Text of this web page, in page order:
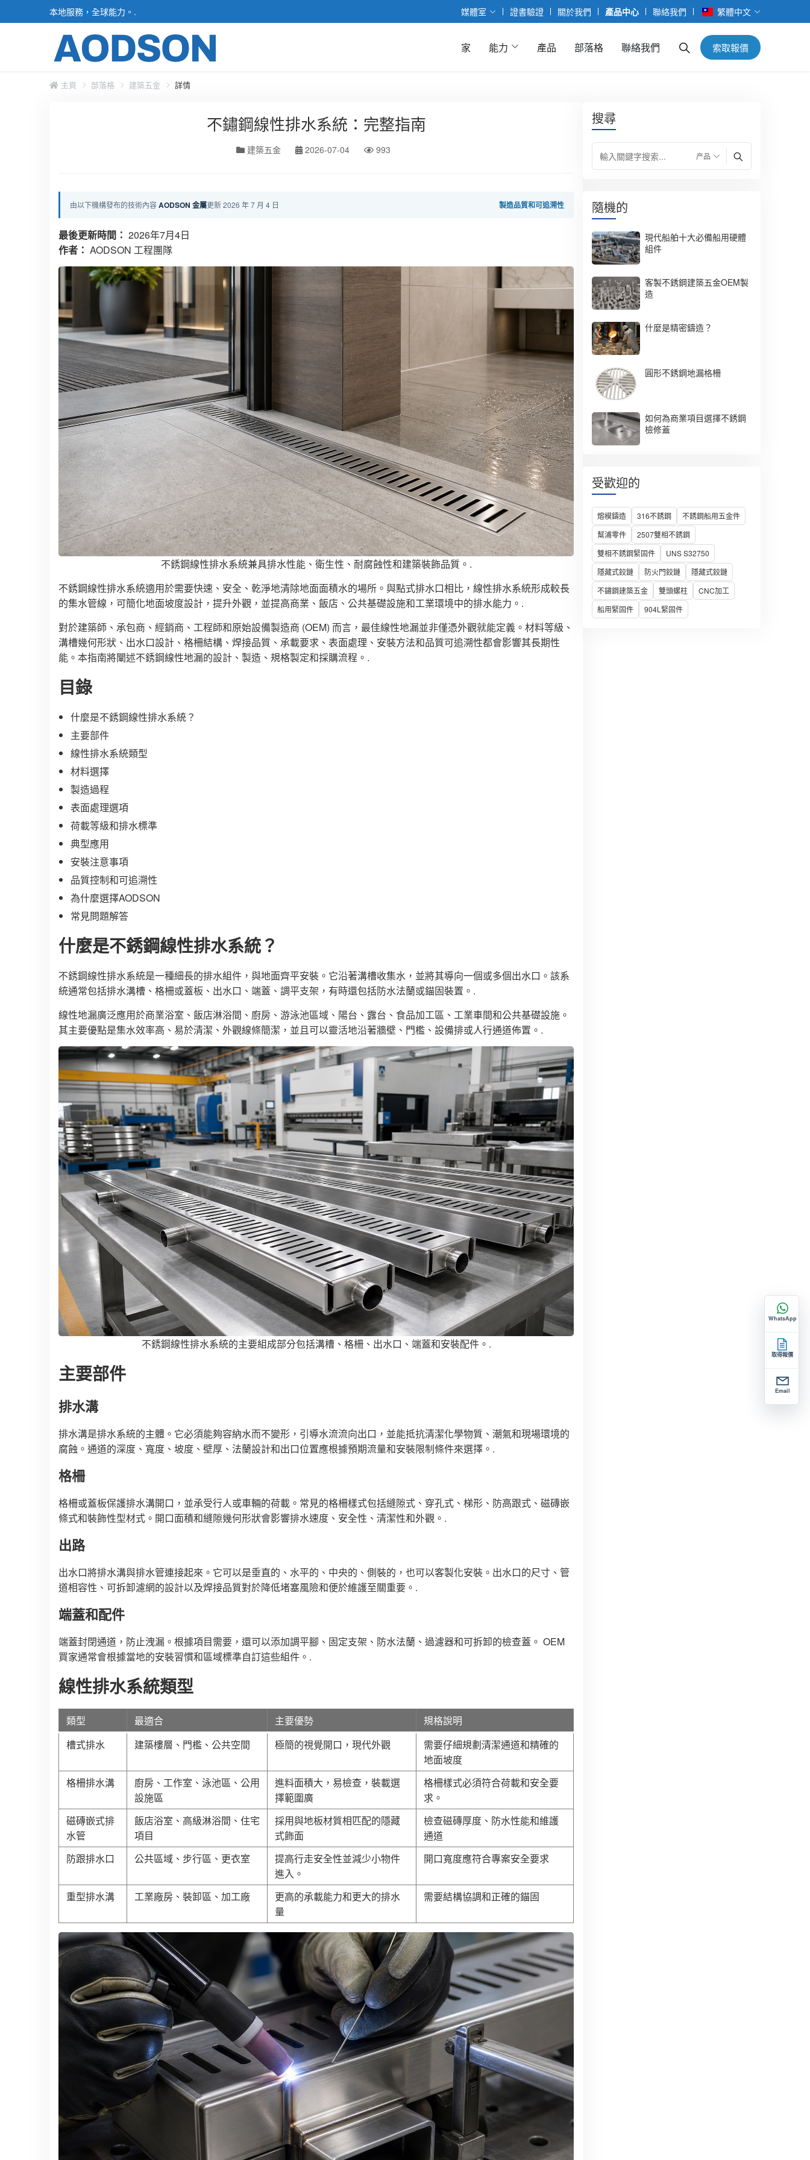
本地服務，全球能力。. 媒體室 證書驗證 關於我們 產品中心 聯絡我們 繁體中文
家 能力 產品 部落格 聯絡我們 索取報價
主頁 部落格 建築五金 詳情
搜尋
隨機的
現代船舶十大必備船用硬體
組件
客製不銹鋼建築五金OEM製
造
什麼是精密鑄造？
圓形不銹鋼地漏格柵
如何為商業項目選擇不銹鋼
檢修蓋
受歡迎的
熔模鑄造 316不銹鋼
不銹鋼船用五金件
幫浦零件
2507雙相不銹鋼
雙相不銹鋼緊固件
UNS S32750
隱藏式鉸鏈
防火門鉸鏈
隱藏式鉸鏈
不鏽鋼建築五金
雙頭螺柱
CNC加工
船用緊固件
904L緊固件
不鏽鋼線性排水系統：完整指南
建築五金 2026-07-04 993
由以下機構發布的技術內容AODSON 金屬更新 2026 年 7 月 4 日 製造品質和可追溯性
最後更新時間： 2026年7月4日
作者： AODSON 工程團隊
不銹鋼線性排水系統兼具排水性能、衛生性、耐腐蝕性和建築裝飾品質。.
不銹鋼線性排水系統適用於需要快速、安全、乾淨地清除地面面積水的場所。與點式排水口相比，線性排水系統形成較長
的集水管線，可簡化地面坡度設計，提升外觀，並提高商業、飯店、公共基礎設施和工業環境中的排水能力。.
對於建築師、承包商、經銷商、工程師和原始設備製造商 (OEM) 而言，最佳線性地漏並非僅憑外觀就能定義。材料等級、
溝槽幾何形狀、出水口設計、格柵結構、焊接品質、承載要求、表面處理、安裝方法和品質可追溯性都會影響其長期性
能。本指南將闡述不銹鋼線性地漏的設計、製造、規格製定和採購流程。.
目錄
什麼是不銹鋼線性排水系統？
主要部件
線性排水系統類型
材料選擇
製造過程
表面處理選項
荷載等級和排水標準
典型應用
安裝注意事項
品質控制和可追溯性
為什麼選擇AODSON
常見問題解答
什麼是不銹鋼線性排水系統？
不銹鋼線性排水系統是一種細長的排水組件，與地面齊平安裝。它沿著溝槽收集水，並將其導向一個或多個出水口。該系
統通常包括排水溝槽、格柵或蓋板、出水口、端蓋、調平支架，有時還包括防水法蘭或錨固裝置。.
線性地漏廣泛應用於商業浴室、飯店淋浴間、廚房、游泳池區域、陽台、露台、食品加工區、工業車間和公共基礎設施。
其主要優點是集水效率高、易於清潔、外觀線條簡潔，並且可以靈活地沿著牆壁、門檻、設備排或人行通道佈置。.
不銹鋼線性排水系統的主要組成部分包括溝槽、格柵、出水口、端蓋和安裝配件。.
主要部件
排水溝
排水溝是排水系統的主體。它必須能夠容納水而不變形，引導水流流向出口，並能抵抗清潔化學物質、潮氣和現場環境的
腐蝕。通道的深度、寬度、坡度、壁厚、法蘭設計和出口位置應根據預期流量和安裝限制條件來選擇。.
格柵
格柵或蓋板保護排水溝開口，並承受行人或車輛的荷載。常見的格柵樣式包括縫隙式、穿孔式、梯形、防高跟式、磁磚嵌
條式和裝飾性型材式。開口面積和縫隙幾何形狀會影響排水速度、安全性、清潔性和外觀。.
出路
出水口將排水溝與排水管連接起來。它可以是垂直的、水平的、中央的、側裝的，也可以客製化安裝。出水口的尺寸、管
道相容性、可拆卸濾網的設計以及焊接品質對於降低堵塞風險和便於維護至關重要。.
端蓋和配件
端蓋封閉通道，防止洩漏。根據項目需要，還可以添加調平腳、固定支架、防水法蘭、過濾器和可拆卸的檢查蓋。 OEM
買家通常會根據當地的安裝習慣和區域標準自訂這些組件。.
線性排水系統類型
類型 最適合 主要優勢
規格說明
槽式排水
建築樓層、門檻、公共空間 極簡的視覺開口，現代外觀
需要仔細規劃清潔通道和精確的
地面坡度
格柵排水溝
廚房、工作室、泳池區、公用
設施區
進料面積大，易檢查，裝載選
擇範圍廣
格柵樣式必須符合荷載和安全要
求。
磁磚嵌式排
水管
飯店浴室、高級淋浴間、住宅
項目
採用與地板材質相匹配的隱藏
式飾面
檢查磁磚厚度、防水性能和維護
通道
防跟排水口
公共區域、步行區、更衣室
提高行走安全性並減少小物件
進入。
開口寬度應符合專案安全要求
重型排水溝 工業廠房、裝卸區、加工廠
更高的承載能力和更大的排水
量
需要結構協調和正確的錨固
WhatsApp
取得報價
Email